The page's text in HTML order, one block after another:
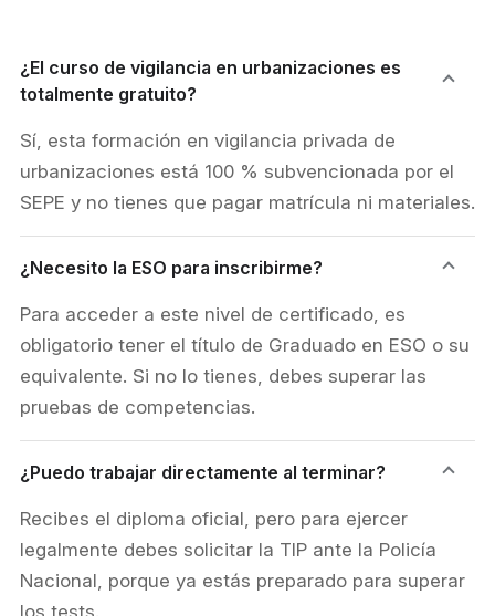
¿El curso de vigilancia en urbanizaciones es
totalmente gratuito?
Sí, esta formación en vigilancia privada de
urbanizaciones está 100 % subvencionada por el
SEPE y no tienes que pagar matrícula ni materiales.
¿Necesito la ESO para inscribirme?
Para acceder a este nivel de certificado, es
obligatorio tener el título de Graduado en ESO o su
equivalente. Si no lo tienes, debes superar las
pruebas de competencias.
¿Puedo trabajar directamente al terminar?
Recibes el diploma oficial, pero para ejercer
legalmente debes solicitar la TIP ante la Policía
Nacional, porque ya estás preparado para superar
los tests.